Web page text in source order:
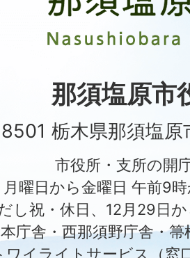
市
City
那須塩原市
栃木県那須塩原
市役所・支所の開
月曜日から金曜日 午前9
だし祝・休日、12月29日
本庁舎・西那須野庁舎・
ワイライトサービス（窓